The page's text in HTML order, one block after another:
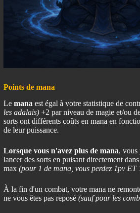
Points de mana
Le mana est égal à votre statistique de
les adalais) +2 par niveau de magie et/ou
sorts ont différents coûts en mana en
de leur puissance.
Lorsque vous n'avez plus de mana, vous
lancer des sorts en puisant directement
max (pour 1 de mana, vous perdez 1pv ET
À la fin d'un combat, votre mana ne
ne vous êtes pas reposé (sauf pour les